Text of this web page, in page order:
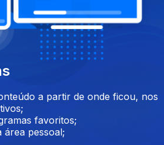
a partir de onde ficou, nos
favoritos;
área pessoal;